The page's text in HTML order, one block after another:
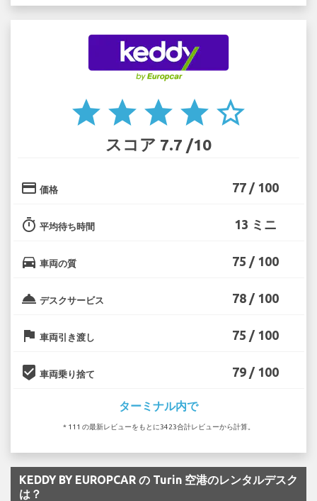
star star star star star_border
スコア 7.7 /10
credit_card 価格 77 / 100
timer 平均待ち時間 13 ミニ
directions_car 車両の質 75 / 100
room_service デスクサービス 78 / 100
flag 車両引き渡し 75 / 100
beenhere 車両乗り捨て 79 / 100
ターミナル内で
* 111 の最新レビューをもとに3423合計レビューから計算。
KEDDY BY EUROPCAR の Turin 空港のレンタルデスク
は？